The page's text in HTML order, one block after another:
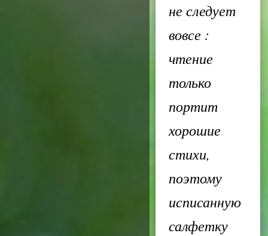
не следует
вовсе :
чтение
только
портит
хорошие
стихи,
поэтому
исписанную
салфетку